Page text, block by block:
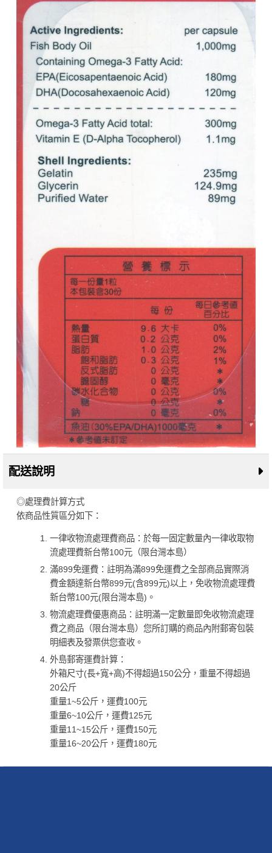
配送說明
◎處理費計算方式
依商品性質區分如下：
一律收物流處理費商品：於每一固定數量內一律收取物
流處理費新台幣100元（限台灣本島）
滿899免運費：註明為滿899免運費之全部商品實際消
費金額達新台幣899元(含899元)以上，免收物流處理費
新台幣100元(限台灣本島)。
物流處理費優惠商品：註明滿一定數量即免收物流處理
費之商品（限台灣本島）您所訂購的商品內附郵寄包裝
明細表及發票供您查收。
外島郵寄運費計算：
外箱尺寸(長+寬+高)不得超過150公分，重量不得超過
20公斤
重量1~5公斤，運費100元
重量6~10公斤，運費125元
重量11~15公斤，運費150元
重量16~20公斤，運費180元